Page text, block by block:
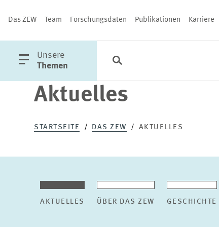
Das ZEW Team Forschungsdaten Publikationen Karriere
öffne
Hauptmenü
Unsere
Themen
Kategorien
Schließen
Aktuelles
STARTSEITE DAS ZEW AKTUELLES
AKTUELLES ÜBER DAS ZEW GESCHICHTE